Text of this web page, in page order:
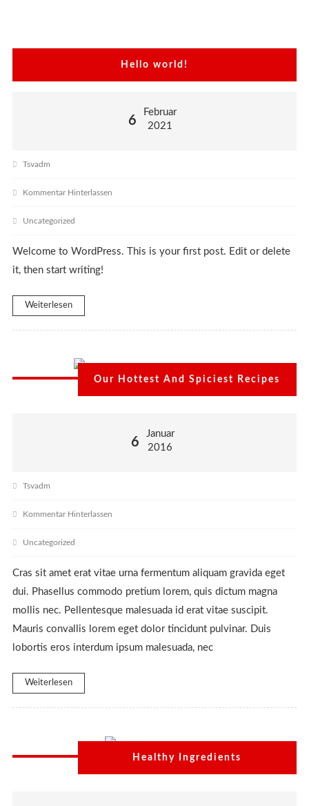
Hello world!
6
Februar
2021
Tsvadm
Kommentar Hinterlassen
Uncategorized
Welcome to WordPress. This is your first post. Edit or delete
it, then start writing!
Weiterlesen
Our Hottest And Spiciest Recipes
6
Januar
2016
Tsvadm
Kommentar Hinterlassen
Uncategorized
Cras sit amet erat vitae urna fermentum aliquam gravida eget
dui. Phasellus commodo pretium lorem, quis dictum magna
mollis nec. Pellentesque malesuada id erat vitae suscipit.
Mauris convallis lorem eget dolor tincidunt pulvinar. Duis
lobortis eros interdum ipsum malesuada, nec
Weiterlesen
Healthy Ingredients